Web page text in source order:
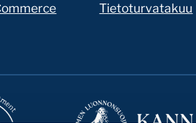
Tietoturvatakuu